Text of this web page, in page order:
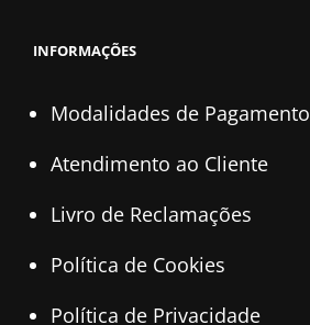
INFORMAÇÕES
Modalidades de Pagamento
Atendimento ao Cliente
Livro de Reclamações
Política de Cookies
Política de Privacidade